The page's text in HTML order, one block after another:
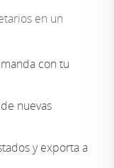
en un
con tu
nuevas
y exporta a